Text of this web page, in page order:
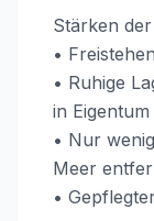
Stärken
•
• Ruhige
in Eigentum
• Nur
Meer
•